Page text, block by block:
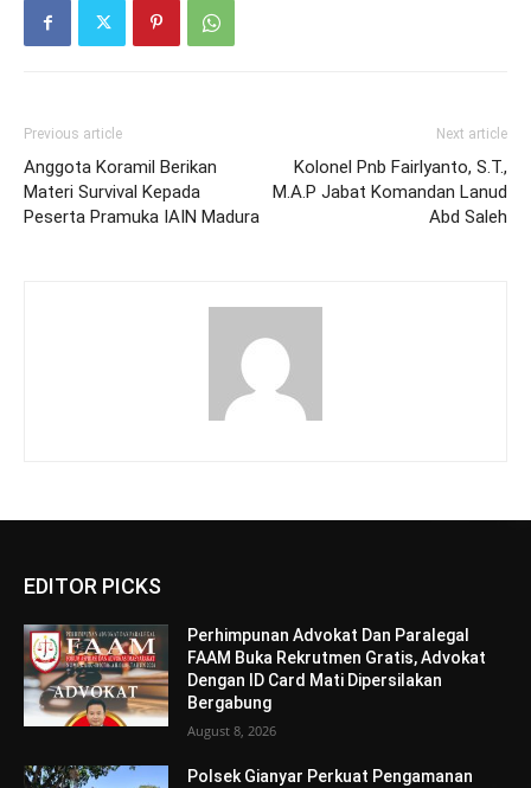
Previous article
Anggota Koramil Berikan
Materi Survival Kepada
Peserta Pramuka IAIN Madura
Next article
Kolonel Pnb Fairlyanto, S.T.,
M.A.P Jabat Komandan Lanud
Abd Saleh
EDITOR PICKS
Perhimpunan Advokat Dan Paralegal
FAAM Buka Rekrutmen Gratis, Advokat
Dengan ID Card Mati Dipersilakan
Bergabung
August 8, 2026
Polsek Gianyar Perkuat Pengamanan